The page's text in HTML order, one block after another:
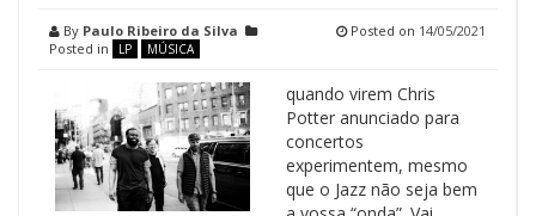
By Paulo Ribeiro da Silva
Posted in
LP MÚSICA
Posted on 14/05/2021
quando virem Chris
Potter anunciado para
concertos
experimentem, mesmo
que o Jazz não seja bem